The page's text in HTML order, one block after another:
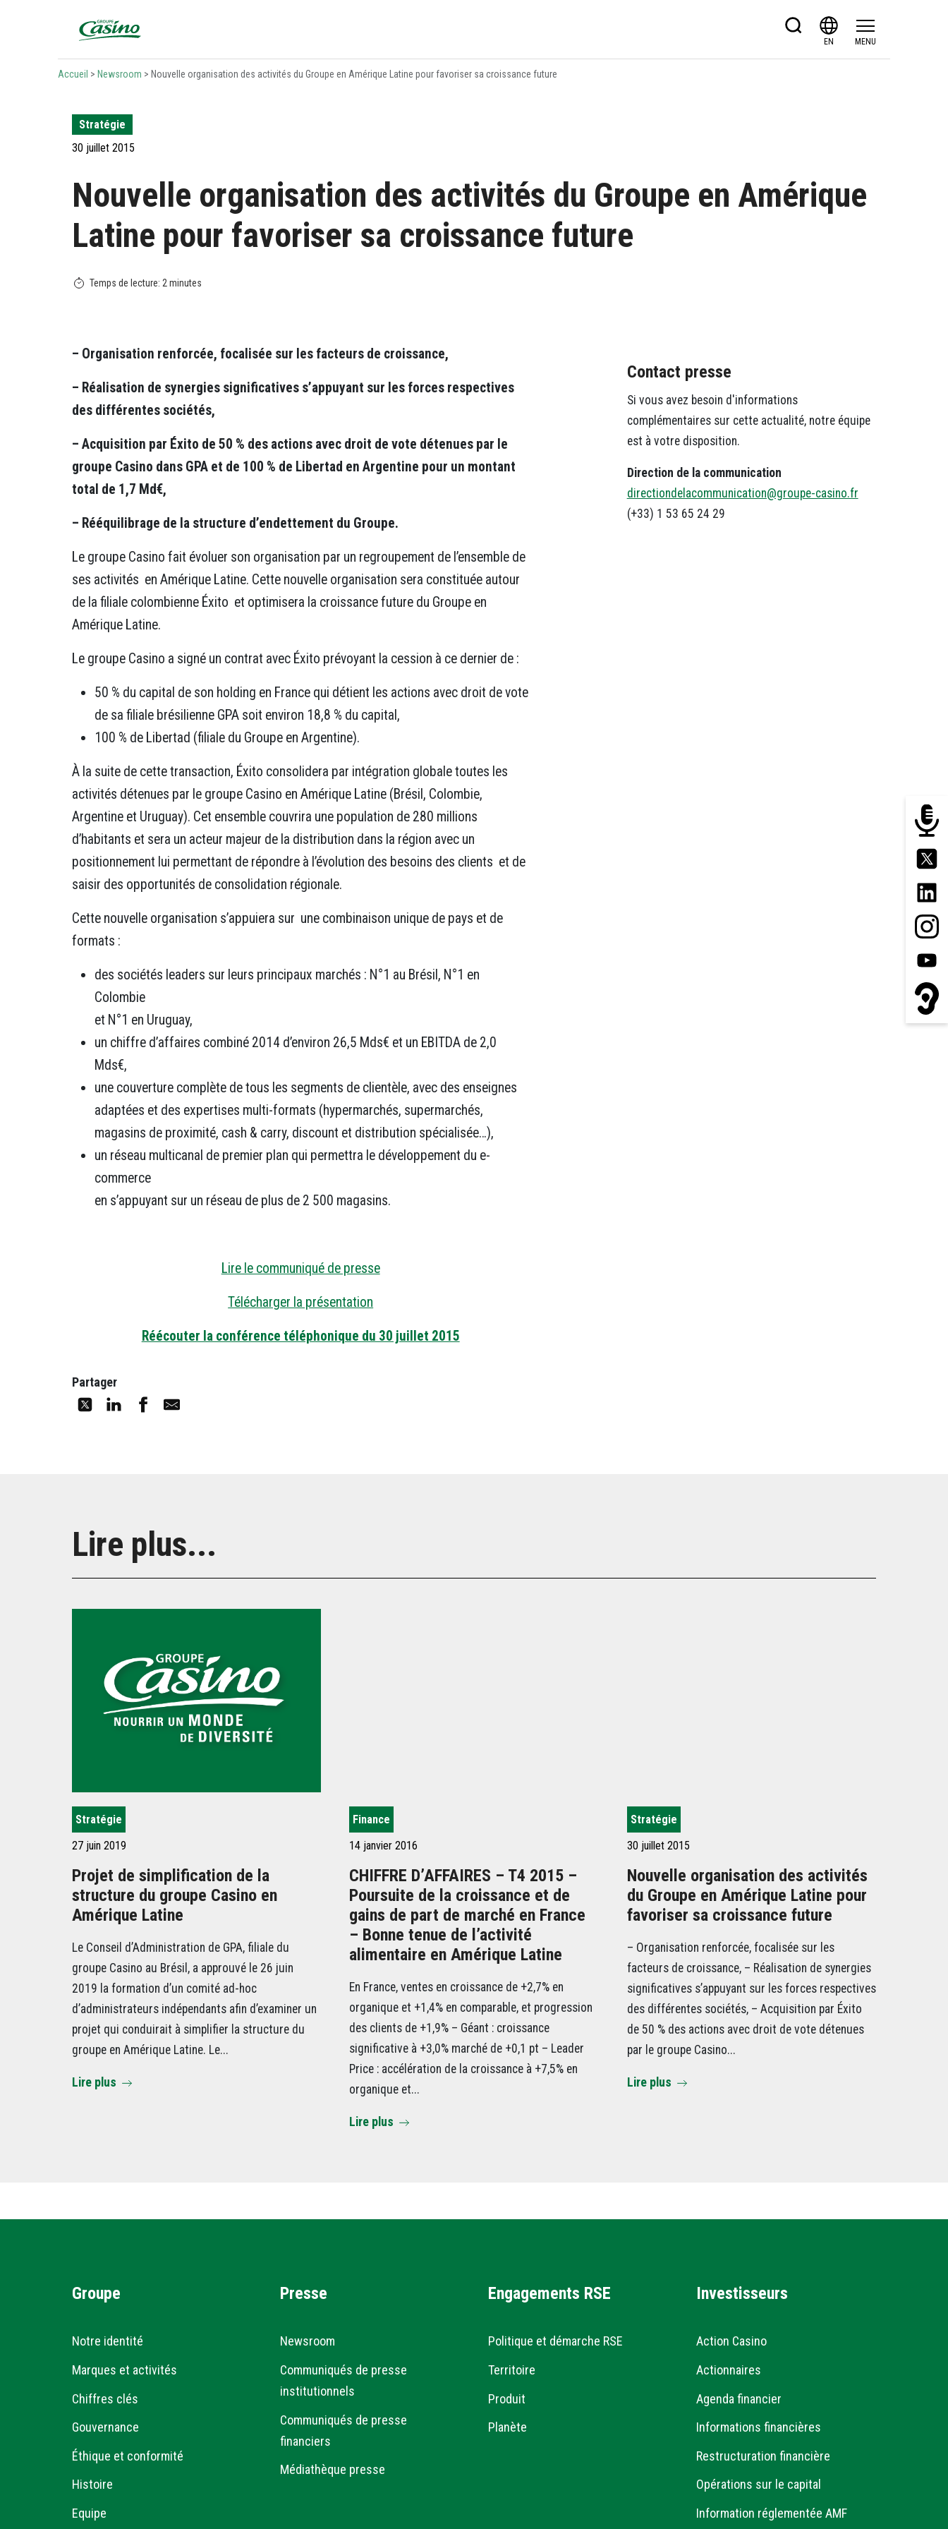
Bienvenue sur le site du Groupe Casino
EN MENU
Accueil > Newsroom > Nouvelle organisation des activités du Groupe en Amérique Latine pour favoriser sa croissance future
Stratégie
30 juillet 2015
Nouvelle organisation des activités du Groupe en Amérique
Latine pour favoriser sa croissance future
– Organisation renforcée, focalisée sur les facteurs de croissance,
– Réalisation de synergies significatives s’appuyant sur les forces respectives
des différentes sociétés,
– Acquisition par Éxito de 50 % des actions avec droit de vote détenues par le
groupe Casino dans GPA et de 100 % de Libertad en Argentine pour un montant
total de 1,7 Md€,
– Rééquilibrage de la structure d’endettement du Groupe.
Le groupe Casino fait évoluer son organisation par un regroupement de l’ensemble de
ses activités en Amérique Latine. Cette nouvelle organisation sera constituée autour
de la filiale colombienne Éxito et optimisera la croissance future du Groupe en
Amérique Latine.
Le groupe Casino a signé un contrat avec Éxito prévoyant la cession à ce dernier de :
50 % du capital de son holding en France qui détient les actions avec droit de vote
de sa filiale brésilienne GPA soit environ 18,8 % du capital,
100 % de Libertad (filiale du Groupe en Argentine).
À la suite de cette transaction, Éxito consolidera par intégration globale toutes les
activités détenues par le groupe Casino en Amérique Latine (Brésil, Colombie,
Argentine et Uruguay). Cet ensemble couvrira une population de 280 millions
d’habitants et sera un acteur majeur de la distribution dans la région avec un
positionnement lui permettant de répondre à l’évolution des besoins des clients et de
saisir des opportunités de consolidation régionale.
Cette nouvelle organisation s’appuiera sur une combinaison unique de pays et de
formats :
des sociétés leaders sur leurs principaux marchés : N°1 au Brésil, N°1 en
Colombie
et N°1 en Uruguay,
un chiffre d’affaires combiné 2014 d’environ 26,5 Mds€ et un EBITDA de 2,0
Mds€,
une couverture complète de tous les segments de clientèle, avec des enseignes
adaptées et des expertises multi-formats (hypermarchés, supermarchés,
magasins de proximité, cash & carry, discount et distribution spécialisée…),
un réseau multicanal de premier plan qui permettra le développement du e-
commerce
en s’appuyant sur un réseau de plus de 2 500 magasins.
Lire le communiqué de presse
Télécharger la présentation
Réécouter la conférence téléphonique du 30 juillet 2015
Partager
Contact presse
Si vous avez besoin d'informations
complémentaires sur cette actualité, notre équipe
est à votre disposition.
Direction de la communication
directiondelacommunication@groupe-casino.fr
(+33) 1 53 65 24 29
Lire plus...
Stratégie
27 juin 2019
Projet de simplification de la
structure du groupe Casino en
Amérique Latine
Le Conseil d’Administration de GPA, filiale du
groupe Casino au Brésil, a approuvé le 26 juin
2019 la formation d’un comité ad-hoc
d’administrateurs indépendants afin d’examiner un
projet qui conduirait à simplifier la structure du
groupe en Amérique Latine. Le...
Lire plus
Finance
14 janvier 2016
CHIFFRE D’AFFAIRES – T4 2015 –
Poursuite de la croissance et de
gains de part de marché en France
– Bonne tenue de l’activité
alimentaire en Amérique Latine
En France, ventes en croissance de +2,7% en
organique et +1,4% en comparable, et progression
des clients de +1,9% – Géant : croissance
significative à +3,0% marché de +0,1 pt – Leader
Price : accélération de la croissance à +7,5% en
organique et...
Lire plus
Stratégie
30 juillet 2015
Nouvelle organisation des activités
du Groupe en Amérique Latine pour
favoriser sa croissance future
– Organisation renforcée, focalisée sur les
facteurs de croissance, – Réalisation de synergies
significatives s’appuyant sur les forces respectives
des différentes sociétés, – Acquisition par Éxito
de 50 % des actions avec droit de vote détenues
par le groupe Casino...
Lire plus
Groupe
Notre identité
Marques et activités
Chiffres clés
Gouvernance
Éthique et conformité
Histoire
Equipe
Presse
Newsroom
Communiqués de presse
institutionnels
Communiqués de presse
financiers
Médiathèque presse
Engagements RSE
Politique et démarche RSE
Territoire
Produit
Planète
Investisseurs
Action Casino
Actionnaires
Agenda financier
Informations financières
Restructuration financière
Opérations sur le capital
Information réglementée AMF